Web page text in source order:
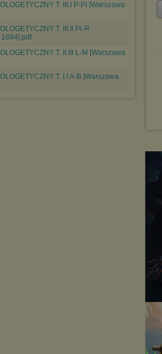
T. III.I P-Pi [Warszawa
T. III.II Pl-R
1894].pdf
T. II.III L-M [Warszawa
T. I.I A-B [Warszawa